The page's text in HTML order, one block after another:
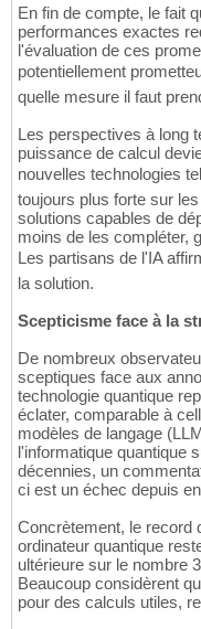
En fin de compte, le fait
performances exactes
l'évaluation de ces
potentiellement
quelle mesure il faut
Les perspectives à long
puissance de calcul
nouvelles technologies
toujours plus forte sur
solutions capables de
moins de les compléter,
Les partisans de l'IA
la solution.
Scepticisme face à la
De nombreux
sceptiques face aux
technologie quantique
éclater, comparable à
modèles de langage
l'informatique quantique
décennies, un
ci est un échec depuis
Concrètement, le record
ordinateur quantique
ultérieure sur le nombre
Beaucoup considèrent
pour des calculs utiles,